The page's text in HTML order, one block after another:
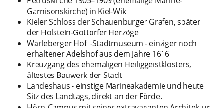
Garnisonskirche) in Kiel-Wik
Kieler Schloss der Schauenburger Grafen, später
der Holstein-Gottorfer Herzöge
Warleberger Hof -Stadtmuseum - einziger noch
erhaltener Adelshof aus dem Jahre 1616
Kreuzgang des ehemaligen Heiliggeistklosters,
ältestes Bauwerk der Stadt
Landeshaus - einstige Marineakademie und heute
Sitz des Landtags, direkt an der Förde.